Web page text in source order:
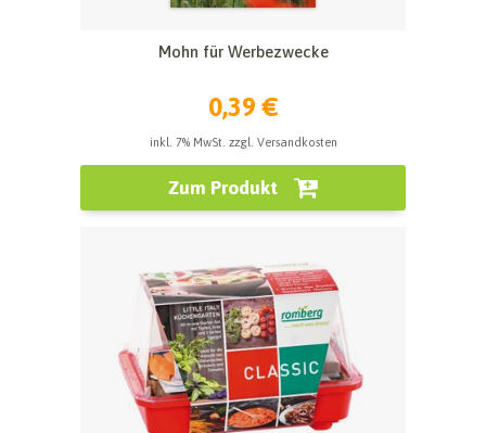
Mohn für Werbezwecke
0,39 €
inkl. 7% MwSt. zzgl. Versandkosten
Zum Produkt